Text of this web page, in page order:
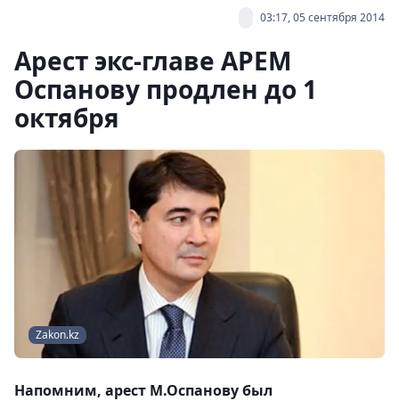
03:17, 05 сентября 2014
Арест экс-главе АРЕМ
Оспанову продлен до 1
октября
Zakon.kz
Напомним, арест М.Оспанову был